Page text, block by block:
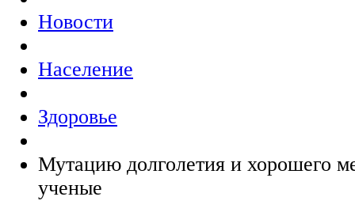
Новости
Население
Здоровье
Мутацию долголетия и хорошего
ученые